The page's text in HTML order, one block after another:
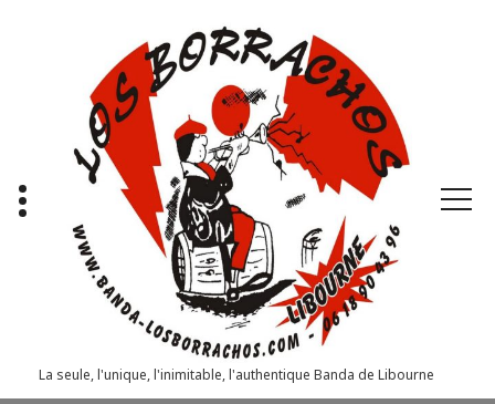
La seule, l'unique, l'inimitable, l'authentique Banda de Libourne